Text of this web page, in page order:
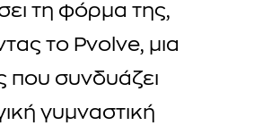
τη φόρμα της,
το Pvolve, μια
που συνδυάζει
γυμναστική